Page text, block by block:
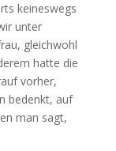
keineswegs
unter
gleichwohl
hatte die
vorher,
bedenkt, auf
man sagt,